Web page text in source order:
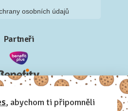
osobních údajů
Partneři
, abychom ti připomněli